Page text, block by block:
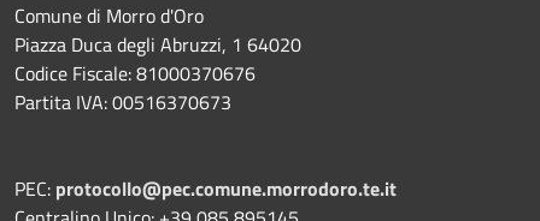
Comune di Morro d'Oro
Piazza Duca degli Abruzzi, 1 64020
Codice Fiscale: 81000370676
Partita IVA: 00516370673
PEC: protocollo@pec.comune.morrodoro.te.it